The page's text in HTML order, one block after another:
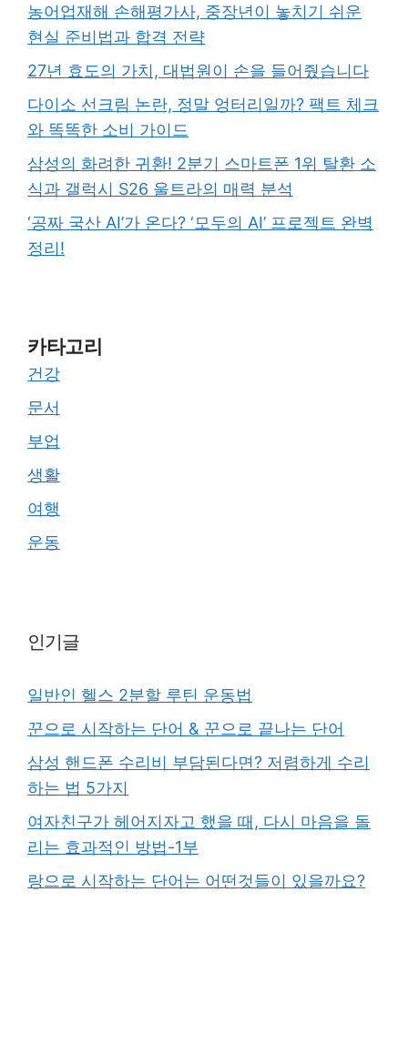
농어업재해 손해평가사, 중장년이 놓치기 쉬운
현실 준비법과 합격 전략
27년 효도의 가치, 대법원이 손을 들어줬습니다
다이소 선크림 논란, 정말 엉터리일까? 팩트 체크
와 똑똑한 소비 가이드
삼성의 화려한 귀환! 2분기 스마트폰 1위 탈환 소
식과 갤럭시 S26 울트라의 매력 분석
‘공짜 국산 AI’가 온다? ‘모두의 AI’ 프로젝트 완벽
정리!
카타고리
건강
문서
부업
생활
여행
운동
인기글
일반인 헬스 2분할 루틴 운동법
꾼으로 시작하는 단어 & 꾼으로 끝나는 단어
삼성 핸드폰 수리비 부담된다면? 저렴하게 수리
하는 법 5가지
여자친구가 헤어지자고 했을 때, 다시 마음을 돌
리는 효과적인 방법-1부
랑으로 시작하는 단어는 어떤것들이 있을까요?